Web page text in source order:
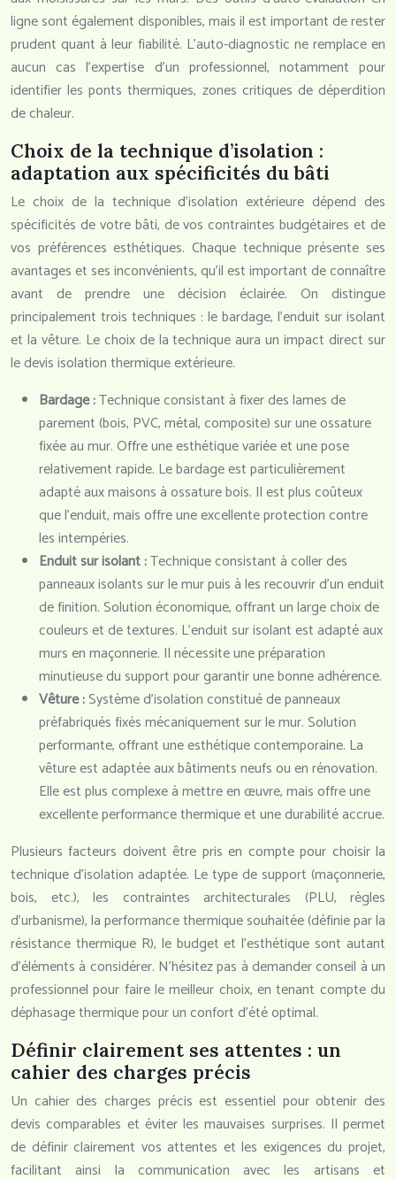
ligne sont également disponibles, mais il est important de rester
prudent quant à leur fiabilité. L’auto-diagnostic ne remplace en
aucun cas l’expertise d’un professionnel, notamment pour
identifier les ponts thermiques, zones critiques de déperdition
de chaleur.
Choix de la technique d’isolation :
adaptation aux spécificités du bâti
Le choix de la technique d’isolation extérieure dépend des
spécificités de votre bâti, de vos contraintes budgétaires et de
vos préférences esthétiques. Chaque technique présente ses
avantages et ses inconvénients, qu’il est important de connaître
avant de prendre une décision éclairée. On distingue
principalement trois techniques : le bardage, l’enduit sur isolant
et la vêture. Le choix de la technique aura un impact direct sur
le devis isolation thermique extérieure.
Bardage :Technique consistant à fixer des lames de
parement (bois, PVC, métal, composite) sur une ossature
fixée au mur. Offre une esthétique variée et une pose
relativement rapide. Le bardage est particulièrement
adapté aux maisons à ossature bois. Il est plus coûteux
que l’enduit, mais offre une excellente protection contre
les intempéries.
Enduit sur isolant :Technique consistant à coller des
panneaux isolants sur le mur puis à les recouvrir d’un enduit
de finition. Solution économique, offrant un large choix de
couleurs et de textures. L’enduit sur isolant est adapté aux
murs en maçonnerie. Il nécessite une préparation
minutieuse du support pour garantir une bonne adhérence.
Vêture :Système d’isolation constitué de panneaux
préfabriqués fixés mécaniquement sur le mur. Solution
performante, offrant une esthétique contemporaine. La
vêture est adaptée aux bâtiments neufs ou en rénovation.
Elle est plus complexe à mettre en œuvre, mais offre une
excellente performance thermique et une durabilité accrue.
Plusieurs facteurs doivent être pris en compte pour choisir la
technique d’isolation adaptée. Le type de support (maçonnerie,
bois, etc.), les contraintes architecturales (PLU, règles
d’urbanisme), la performance thermique souhaitée (définie par la
résistance thermique R), le budget et l’esthétique sont autant
d’éléments à considérer. N’hésitez pas à demander conseil à un
professionnel pour faire le meilleur choix, en tenant compte du
déphasage thermique pour un confort d’été optimal.
Définir clairement ses attentes : un
cahier des charges précis
Un cahier des charges précis est essentiel pour obtenir des
devis comparables et éviter les mauvaises surprises. Il permet
de définir clairement vos attentes et les exigences du projet,
facilitant ainsi la communication avec les artisans et